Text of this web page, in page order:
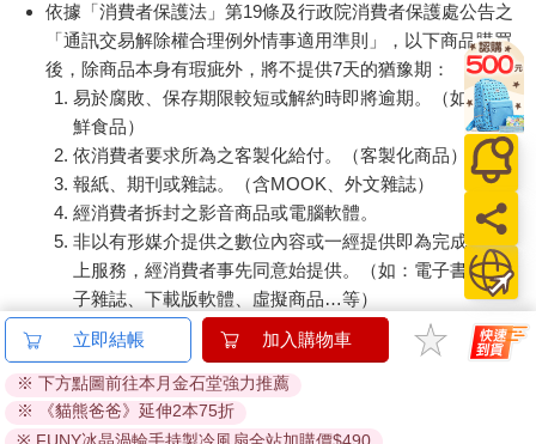
依據「消費者保護法」第19條及行政院消費者保護處公告之
「通訊交易解除權合理例外情事適用準則」，以下商品購買
後，除商品本身有瑕疵外，將不提供7天的猶豫期：
易於腐敗、保存期限較短或解約時即將逾期。（如：生
鮮食品）
依消費者要求所為之客製化給付。（客製化商品）
報紙、期刊或雜誌。（含MOOK、外文雜誌）
經消費者拆封之影音商品或電腦軟體。
非以有形媒介提供之數位內容或一經提供即為完成之線
上服務，經消費者事先同意始提供。（如：電子書、電
子雜誌、下載版軟體、虛擬商品…等）
已拆封之個人衛生用品。（如：內衣褲、刮鬍刀、除毛
若非上列種類商品，均享有到貨7天的猶豫期（含例假
日）。
立即結帳 加入購物車
※ 下方點圖前往本月金石堂強力推薦
※ 《貓熊爸爸》延伸2本75折